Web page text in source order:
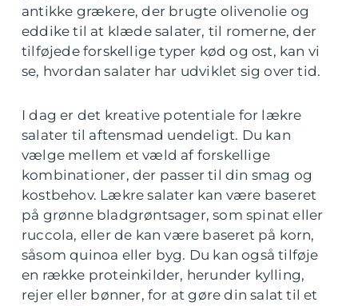
antikke grækere, der brugte olivenolie og
eddike til at klæde salater, til romerne, der
tilføjede forskellige typer kød og ost, kan vi
se, hvordan salater har udviklet sig over tid.
I dag er det kreative potentiale for lækre
salater til aftensmad uendeligt. Du kan
vælge mellem et væld af forskellige
kombinationer, der passer til din smag og
kostbehov. Lækre salater kan være baseret
på grønne bladgrøntsager, som spinat eller
ruccola, eller de kan være baseret på korn,
såsom quinoa eller byg. Du kan også tilføje
en række proteinkilder, herunder kylling,
rejer eller bønner, for at gøre din salat til et